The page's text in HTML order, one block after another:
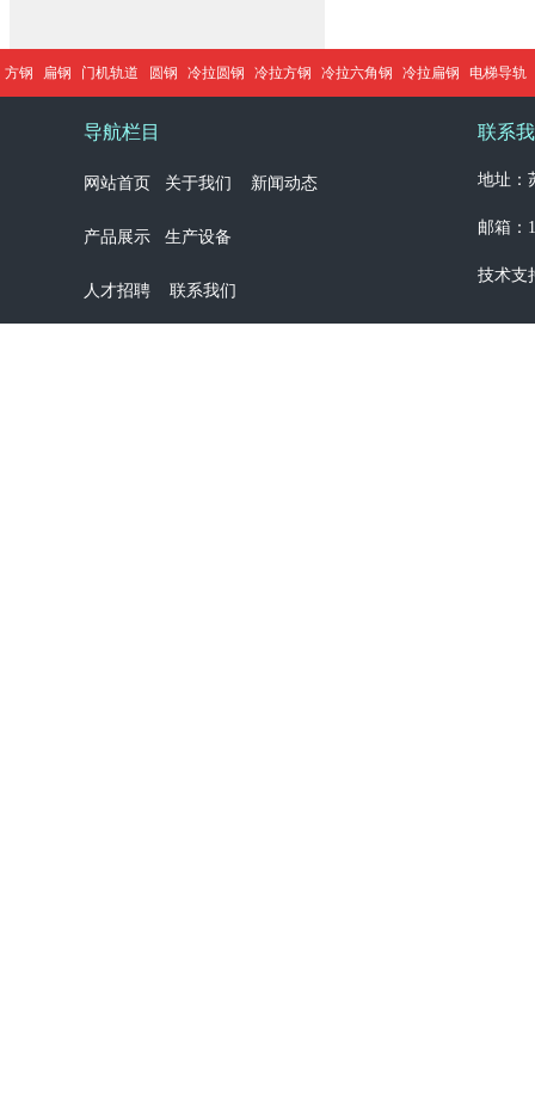
方钢 扁钢 门机轨道 圆钢 冷拉圆钢 冷拉方钢 冷拉六角钢 冷拉扁钢 电梯导轨
导航栏目
网站首页 关于我们 新闻动态
产品展示 生产设备
人才招聘 联系我们
联系
地址：
邮箱：
技术支